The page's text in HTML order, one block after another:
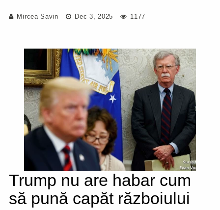
Mircea Savin Dec 3, 2025 1177
Trump nu are habar cum
să pună capăt războiului